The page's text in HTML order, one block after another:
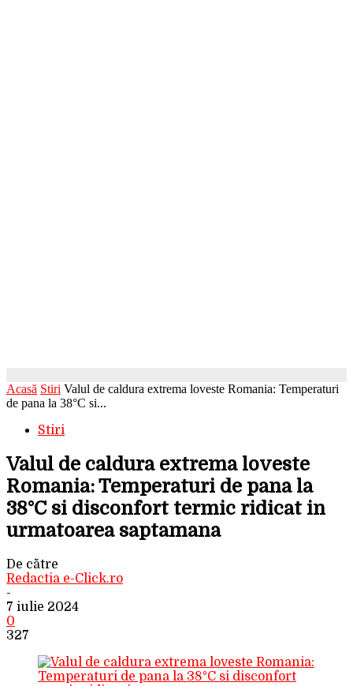
Acasă Stiri Valul de caldura extrema loveste Romania: Temperaturi
de pana la 38°C si...
Stiri
Valul de caldura extrema loveste
Romania: Temperaturi de pana la
38°C si disconfort termic ridicat in
urmatoarea saptamana
De către
Redactia e-Click.ro
-
7 iulie 2024
0
327